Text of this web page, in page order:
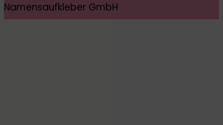
Namensaufkleber GmbH